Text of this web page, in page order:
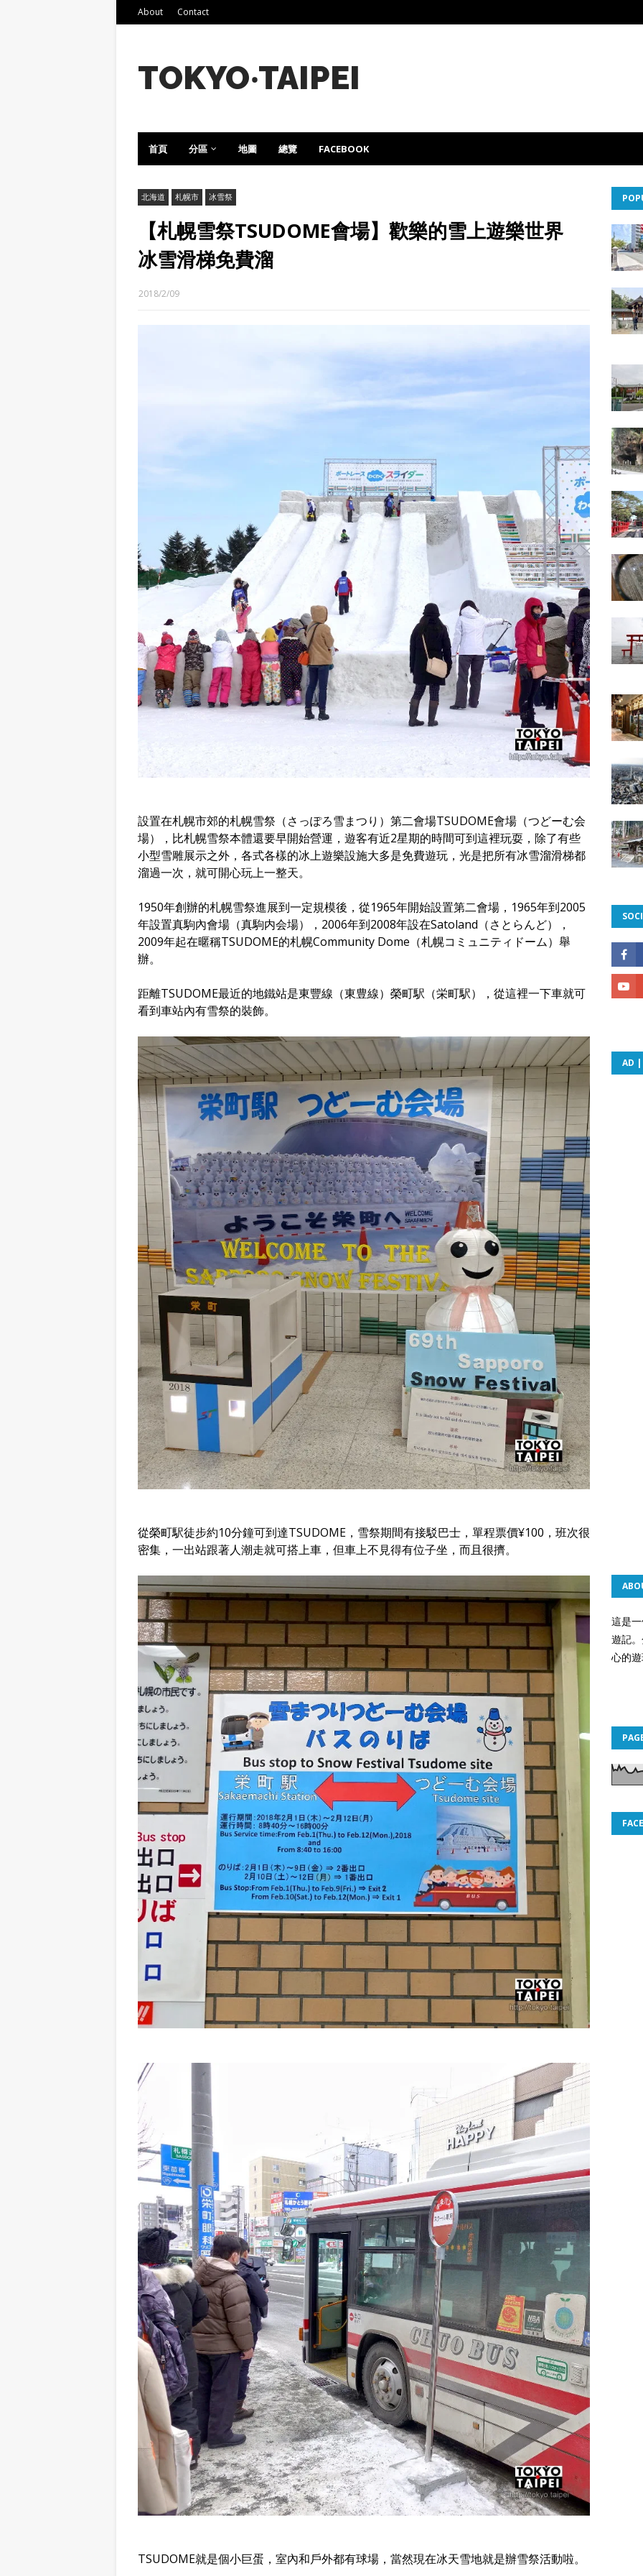
About Contact
TOKYO‧TAIPEI
首頁 分區 地圖 總覽 FACEBOOK
北海道 札幌市 冰雪祭
【札幌雪祭TSUDOME會場】歡樂的雪上遊樂世界
冰雪滑梯免費溜
2018/2/09
設置在札幌市郊的札幌雪祭（さっぽろ雪まつり）第二會場TSUDOME會場（つどーむ会
場），比札幌雪祭本體還要早開始營運，遊客有近2星期的時間可到這裡玩耍，除了有些
小型雪雕展示之外，各式各樣的冰上遊樂設施大多是免費遊玩，光是把所有冰雪溜滑梯都
溜過一次，就可開心玩上一整天。
1950年創辦的札幌雪祭進展到一定規模後，從1965年開始設置第二會場，1965年到2005
年設置真駒內會場（真駒内会場），2006年到2008年設在Satoland（さとらんど），
2009年起在暱稱TSUDOME的札幌Community Dome（札幌コミュニティドーム）舉
辦。
距離TSUDOME最近的地鐵站是東豐線（東豊線）榮町駅（栄町駅），從這裡一下車就可
看到車站內有雪祭的裝飾。
從榮町駅徒步約10分鐘可到達TSUDOME，雪祭期間有接駁巴士，單程票價¥100，班次很
密集，一出站跟著人潮走就可搭上車，但車上不見得有位子坐，而且很擠。
TSUDOME就是個小巨蛋，室內和戶外都有球場，當然現在冰天雪地就是辦雪祭活動啦。
AD |
這是
遊記
心的